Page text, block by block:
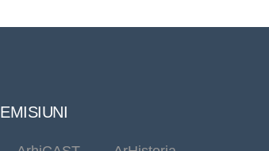
EMISIUNI